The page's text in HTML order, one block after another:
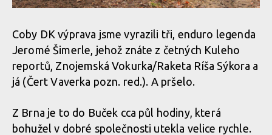
Coby DK výprava jsme vyrazili tři, enduro legenda
Jeromé Šimerle, jehož znáte z četných Kuleho
reportů, Znojemská Vokurka/Raketa Ríša Sýkora a
já (Čert Vaverka pozn. red.). A pršelo.
Z Brna je to do Buček cca půl hodiny, která
bohužel v dobré společnosti utekla velice rychle.